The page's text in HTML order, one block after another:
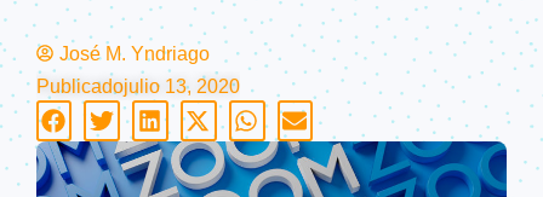
José M. Yndriago
Publicadojulio 13, 2020